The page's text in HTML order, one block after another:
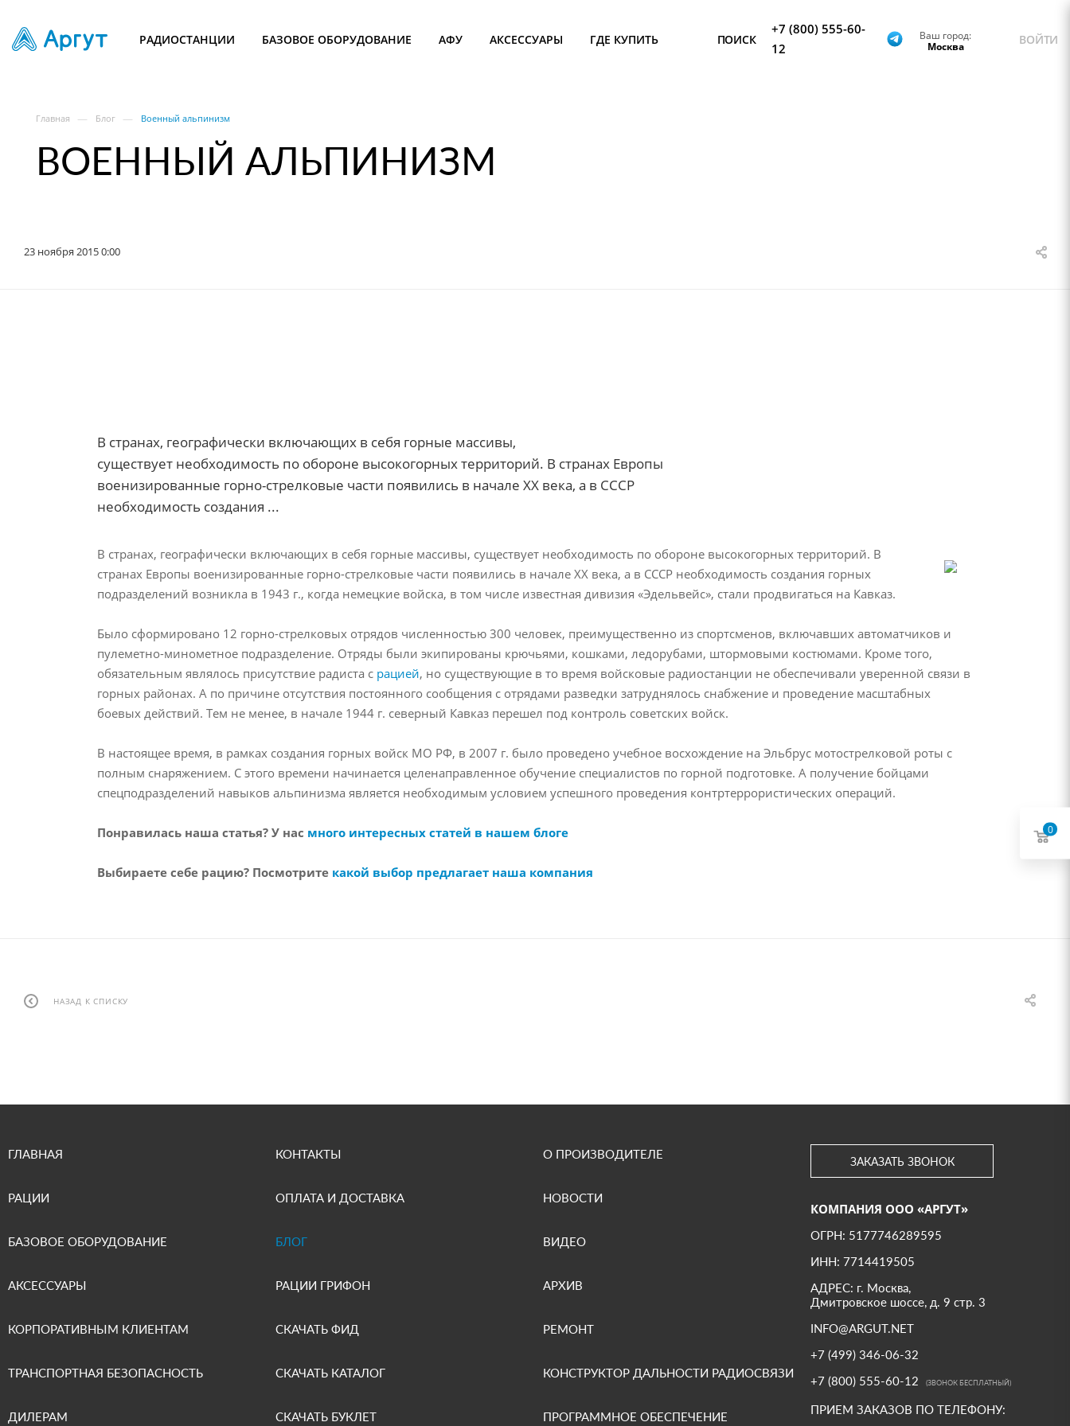
РАДИОСТАНЦИИ БАЗОВОЕ ОБОРУДОВАНИЕ АФУ АКСЕССУАРЫ ГДЕ КУПИТЬ ПОИСК
+7 (800) 555-60-
12
Ваш город:
Москва
ВОЙТИ
Главная — Блог — Военный альпинизм
ВОЕННЫЙ АЛЬПИНИЗМ
23 ноября 2015 0:00
В странах, географически включающих в себя горные массивы,
существует необходимость по обороне высокогорных территорий. В странах Европы
военизированные горно-стрелковые части появились в начале ХХ века, а в СССР
необходимость создания ...
В странах, географически включающих в себя горные массивы, существует необходимость по обороне высокогорных территорий. В
странах Европы военизированные горно-стрелковые части появились в начале ХХ века, а в СССР необходимость создания горных
подразделений возникла в 1943 г., когда немецкие войска, в том числе известная дивизия «Эдельвейс», стали продвигаться на Кавказ.
Было сформировано 12 горно-стрелковых отрядов численностью 300 человек, преимущественно из спортсменов, включавших автоматчиков и
пулеметно-минометное подразделение. Отряды были экипированы крючьями, кошками, ледорубами, штормовыми костюмами. Кроме того,
обязательным являлось присутствие радиста с рацией, но существующие в то время войсковые радиостанции не обеспечивали уверенной связи в
горных районах. А по причине отсутствия постоянного сообщения с отрядами разведки затруднялось снабжение и проведение масштабных
боевых действий. Тем не менее, в начале 1944 г. северный Кавказ перешел под контроль советских войск.
В настоящее время, в рамках создания горных войск МО РФ, в 2007 г. было проведено учебное восхождение на Эльбрус мотострелковой роты с
полным снаряжением. С этого времени начинается целенаправленное обучение специалистов по горной подготовке. А получение бойцами
спецподразделений навыков альпинизма является необходимым условием успешного проведения контртеррористических операций.
Понравилась наша статья? У нас много интересных статей в нашем блоге
Выбираете себе рацию? Посмотрите какой выбор предлагает наша компания
НАЗАД К СПИСКУ
ГЛАВНАЯ
РАЦИИ
БАЗОВОЕ ОБОРУДОВАНИЕ
АКСЕССУАРЫ
КОРПОРАТИВНЫМ КЛИЕНТАМ
ТРАНСПОРТНАЯ БЕЗОПАСНОСТЬ
ДИЛЕРАМ
КОНТАКТЫ
ОПЛАТА И ДОСТАВКА
БЛОГ
РАЦИИ ГРИФОН
СКАЧАТЬ ФИД
СКАЧАТЬ КАТАЛОГ
СКАЧАТЬ БУКЛЕТ
О ПРОИЗВОДИТЕЛЕ
НОВОСТИ
ВИДЕО
АРХИВ
РЕМОНТ
КОНСТРУКТОР ДАЛЬНОСТИ РАДИОСВЯЗИ
ПРОГРАММНОЕ ОБЕСПЕЧЕНИЕ
ЗАКАЗАТЬ ЗВОНОК
КОМПАНИЯ ООО «АРГУТ»
ОГРН: 5177746289595
ИНН: 7714419505
АДРЕС: г. Москва,
Дмитровское шоссе, д. 9 стр. 3
INFO@ARGUT.NET
+7 (499) 346-06-32
+7 (800) 555-60-12
(ЗВОНОК БЕСПЛАТНЫЙ)
ПРИЕМ ЗАКАЗОВ ПО ТЕЛЕФОНУ:
0